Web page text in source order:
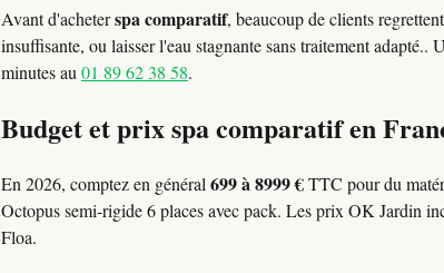
Avant d'acheterspa comparatif, beaucoup de clients
insuffisante, ou laisser l'eau stagnante sans traitement
minutes au 01 89 62 38 58.
Budget et prix spa comparatif en
En 2026, comptez en général699 à 8999 €TTC pour du
Octopus semi-rigide 6 places avec pack. Les prix OK Jardin
Floa.